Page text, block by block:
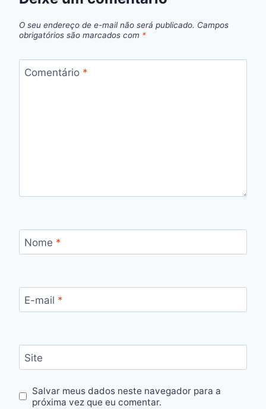
O seu endereço de e-mail não será publicado. Campos
obrigatórios são marcados com *
Comentário *
Nome *
E-mail *
Site
Salvar meus dados neste navegador para a
próxima vez que eu comentar.